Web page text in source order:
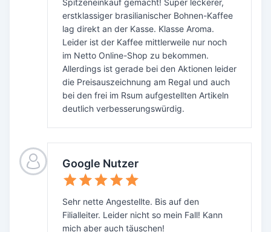
Spitzeneinkauf gemacht! Super leckerer,
erstklassiger brasilianischer Bohnen-Kaffee
lag direkt an der Kasse. Klasse Aroma.
Leider ist der Kaffee mittlerweile nur noch
im Netto Online-Shop zu bekommen.
Allerdings ist gerade bei den Aktionen leider
die Preisauszeichnung am Regal und auch
bei den frei im Rsum aufgestellten Artikeln
deutlich verbesserungswürdig.
Google Nutzer
Sehr nette Angestellte. Bis auf den
Filialleiter. Leider nicht so mein Fall! Kann
mich aber auch täuschen!